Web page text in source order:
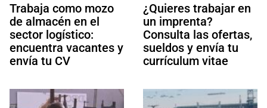
Trabaja como mozo
de almacén en el
sector logístico:
encuentra vacantes y
envía tu CV
¿Quieres trabajar en
un imprenta?
Consulta las ofertas,
sueldos y envía tu
currículum vitae